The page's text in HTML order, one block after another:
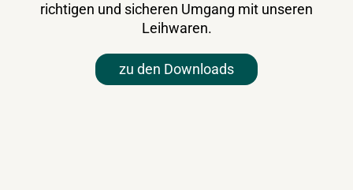
richtigen und sicheren Umgang mit unseren
Leihwaren.
zu den Downloads